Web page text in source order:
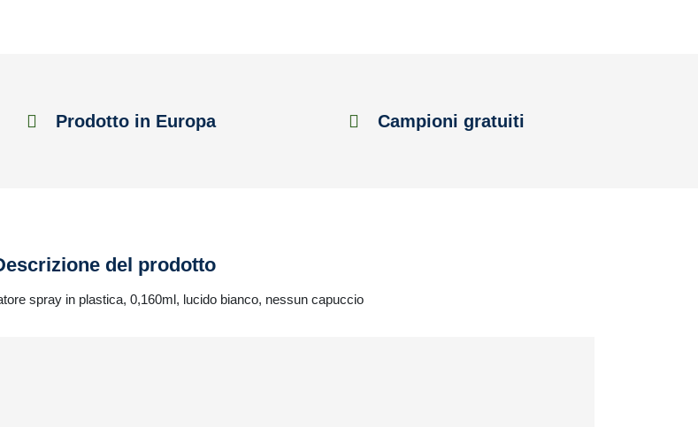
Prodotto in Europa Campioni gratuiti
del prodotto
spray in plastica, 0,160ml, lucido bianco, nessun capuccio